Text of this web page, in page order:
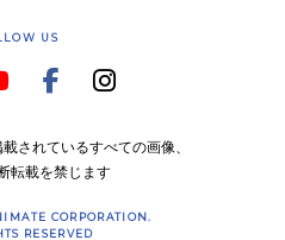
US
されているすべての画像、
転載を禁じます
CORPORATION.
RESERVED